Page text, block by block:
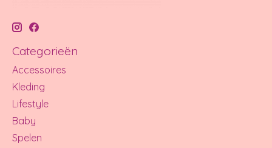
Categorieën
Accessoires
Kleding
Lifestyle
Baby
Spelen